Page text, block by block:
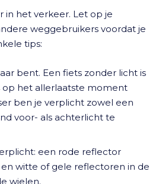
in het verkeer. Let op je
weggebruikers voordat je
tips:
bent. Een fiets zonder licht is
op het allerlaatste moment
ben je verplicht zowel een
voor- als achterlicht te
een rode reflector
witte of gele reflectoren in de
wielen.